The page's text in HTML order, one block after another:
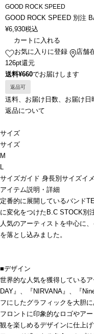
GOOD ROCK SPEED
GOOD ROCK SPEED 別注
¥6,930税込
カートに入れる
お気に入りに登録
店舗
126pt還元
送料¥660でお届けします
返品可
送料、お届け日数、お届け日
返品について
サイズ
サイズ
M
L
サイズガイド 身長別サイズイ
アイテム説明・詳細
定番的に展開しているバンド
に変化をつけたB.C STOCK別
人気のアーティストを中心に
を落とし込みました。
■デザイン
世界的な人気を獲得している
DAY』、『NIRVANA』、『
フにしたグラフィックを大胆
フロントに印象的なロゴやア
観を楽しめるデザインに仕上げ